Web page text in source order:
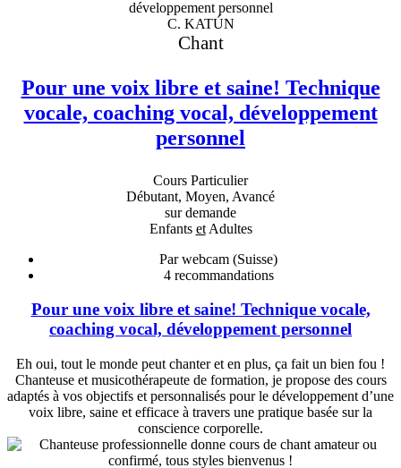
C. KATÚN
Chant
Pour une voix libre et saine! Technique
vocale, coaching vocal, développement
personnel
Cours Particulier
Débutant, Moyen, Avancé
sur demande
Enfants etAdultes
Par webcam (Suisse)
4recommandations
Pour une voix libre et saine! Technique vocale,
coaching vocal, développement personnel
Eh oui, tout le monde peut chanter et en plus, ça fait un bien fou !
Chanteuse et musicothérapeute de formation, je propose des cours
adaptés à vos objectifs et personnalisés pour le développement d’une
voix libre, saine et efficace à travers une pratique basée sur la
conscience corporelle.